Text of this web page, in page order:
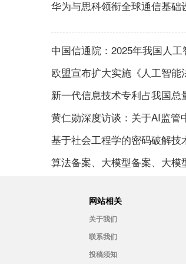
华为与思科领衔全球通信基础
中国信通院：2025年我国人
欧盟宣布扩大实施《人工智能
新一代信息技术专利占我国总
黄仁勋深度访谈：关于AI监管
基于社会工程学的密码破解技
算法备案、大模型备案、大
网站相关
关于我们
联系我们
投稿须知